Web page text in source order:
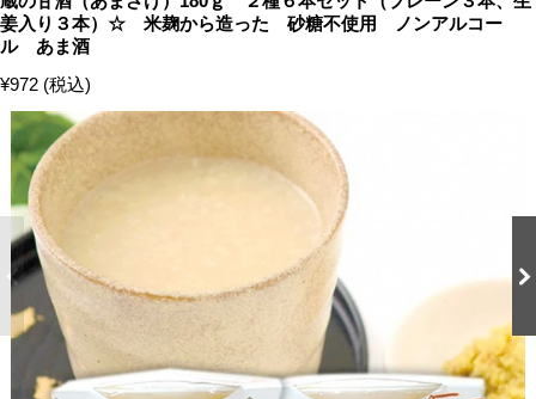
姜入り３本）☆ 米麹から造った 砂糖不使用 ノンアルコー
ル あま酒
¥972 (税込)